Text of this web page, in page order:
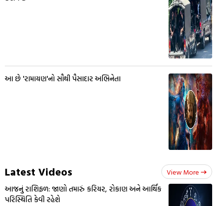
આ છે 'રામાયણ'નો સૌથી પૈસાદાર અભિનેતા
Latest Videos View More
આજનું રાશિફળ: જાણો તમારું કરિયર, રોકાણ અને આર્થિક
પરિસ્થિતિ કેવી રહેશે